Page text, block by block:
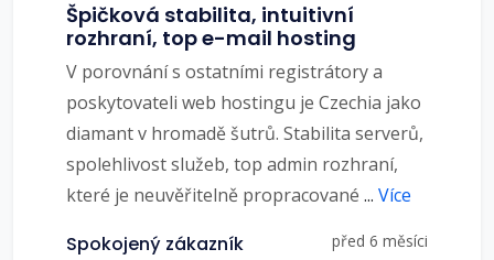
Špičková stabilita, intuitivní
rozhraní, top e-mail hosting
V porovnání s ostatními registrátory a
poskytovateli web hostingu je Czechia jako
diamant v hromadě šutrů. Stabilita serverů,
spolehlivost služeb, top admin rozhraní,
které je neuvěřitelně propracované ... Více
Spokojený zákazník před 6 měsíci